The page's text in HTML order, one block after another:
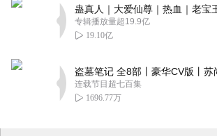
专辑播放量超19.9亿
19.10亿
连载节目超七百集
1696.77万